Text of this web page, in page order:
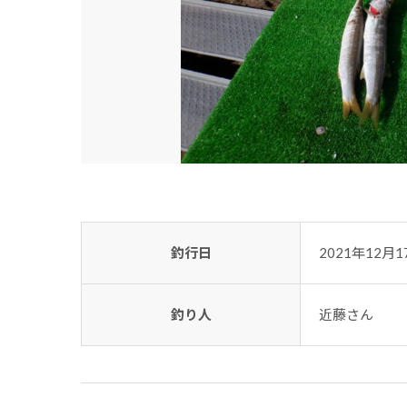
釣行日 2021年12月
釣り人 近藤さん